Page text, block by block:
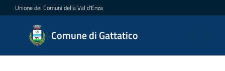
Vai al contenuto
Vai alla navigazione
Vai al footer
Unione dei Comuni della Val d'Enza
Comune di Gattatico
Comune
di